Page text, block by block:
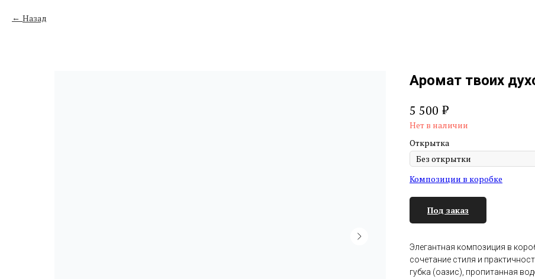
Назад
Аромат твоих
5 500 ₽
Нет в наличии
Открытка
Композиции в коробке
Под заказ
Элегантная композиция в
сочетание стиля и
губка (оазис), пропитанная